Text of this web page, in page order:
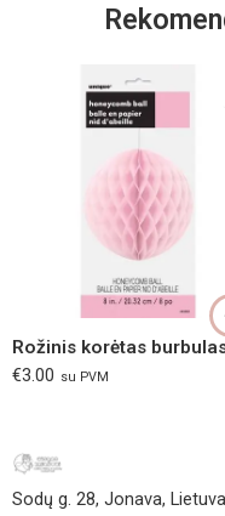
€3.00 su PVM
Sodų g. 28, Jonava, Lietuva